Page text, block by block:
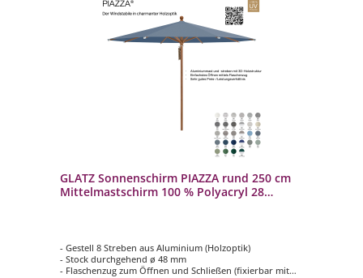
GLATZ Sonnenschirm PIAZZA rund 250 cm
Mittelmastschirm 100 % Polyacryl 28
- Gestell 8 Streben aus Aluminium (Holzoptik)
- Stock durchgehend ø 48 mm
- Flaschenzug zum Öffnen und Schließen (fixierbar mit